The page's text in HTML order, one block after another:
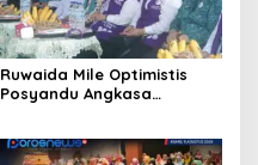
Ruwaida Mile Optimistis
Posyandu Angkasa